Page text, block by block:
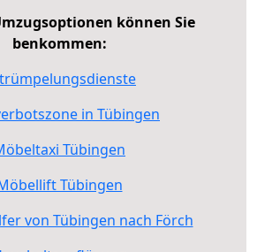
können Sie
benkommen:
in Tübingen
Tübingen
Tübingen
von Tübingen nach Förch